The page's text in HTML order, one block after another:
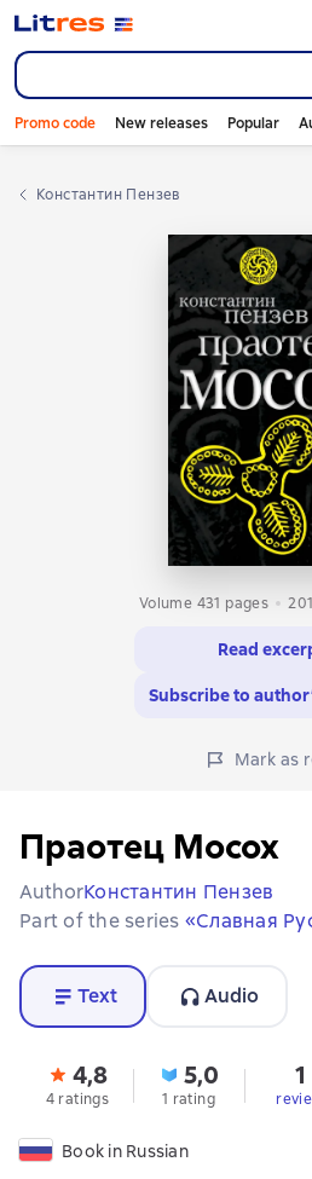
Promo code New releases Popular
Константин Пензев
Volume 431 pages
Read
Subscribe to
Mark as
Праотец Мосох
AuthorКонстантин Пензев
Part of the series «Славная
Text Audio
4,8
4 ratings
5,0
1 rating
1
Book in Russian